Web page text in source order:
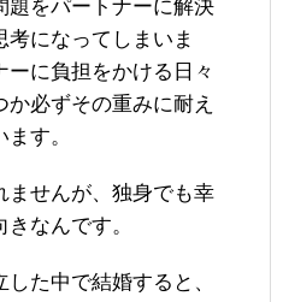
題をパートナーに解決
考になってしまいま
に負担をかける日々
必ずその重みに耐え
す。
ませんが、独身でも幸
なんです。
た中で結婚すると、